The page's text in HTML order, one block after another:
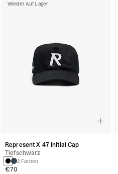
Wieder Auf Lager
Represent X 47 Initial Cap
Tiefschwarz
2 Farben
€70